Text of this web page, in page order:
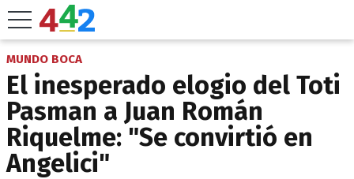
MUNDO BOCA
El inesperado elogio del Toti
Pasman a Juan Román
Riquelme: "Se convirtió en
Angelici"